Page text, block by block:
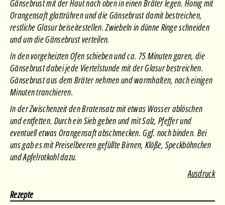
Gänsebrust mit der Haut nach oben in einen Bräter legen. Honig mit
Orangensaft glattrühren und die Gänsebrust damit bestreichen,
restliche Glasur beiseitestellen. Zwiebeln in dünne Ringe schneiden
und um die Gänsebrust verteilen.
In den vorgeheizten Ofen schieben und ca. 75 Minuten garen, die
Gänsebrust dabei jede Viertelstunde mit der Glasur bestreichen.
Gänsebrust aus dem Bräter nehmen und warmhalten, nach einigen
Minuten tranchieren.
In der Zwischenzeit den Bratensatz mit etwas Wasser ablöschen
und entfetten. Durch ein Sieb geben und mit Salz, Pfeffer und
eventuell etwas Orangensaft abschmecken. Ggf. noch binden. Bei
uns gab es mit Preiselbeeren gefüllte Birnen, Klöße, Speckböhnchen
und Apfelrotkohl dazu.
Ausdruck
Rezepte